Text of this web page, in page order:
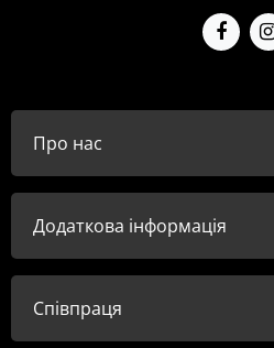
Про нас
Додаткова інформація
Співпраця